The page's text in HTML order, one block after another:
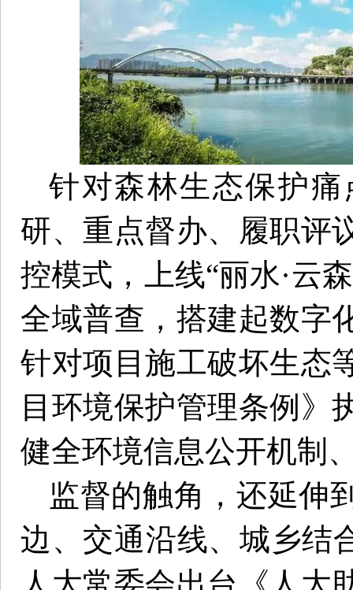
针对森林生态保护
研、重点督办、履职评
控模式，上线“丽水·云
全域普查，搭建起数字
针对项目施工破坏生态
目环境保护管理条例》
健全环境信息公开机制
监督的触角，还延伸
边、交通沿线、城乡结